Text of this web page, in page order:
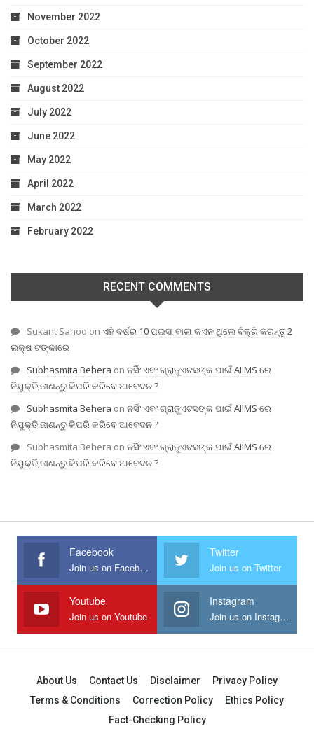
November 2022
October 2022
September 2022
August 2022
July 2022
June 2022
May 2022
April 2022
March 2022
February 2022
RECENT COMMENTS
Sukant Sahoo on ଏହି ବର୍ଷର 10 ପଇସା ବାଲା କଏନ ଥିଲେ ବିକ୍ରି କରନ୍ତୁ 2
ଲକ୍ଷ ଟଙ୍କାରେ
Subhasmita Behera on ନର୍ସିଂ ଏବଂ ଗ୍ରାଜୁଏଟସଙ୍କ ପାଇଁ AIIMS ରେ
ନିଯୁକ୍ତି,ଜାଣନ୍ତୁ କିପରି କରିବେ ଆବେଦନ ?
Subhasmita Behera on ନର୍ସିଂ ଏବଂ ଗ୍ରାଜୁଏଟସଙ୍କ ପାଇଁ AIIMS ରେ
ନିଯୁକ୍ତି,ଜାଣନ୍ତୁ କିପରି କରିବେ ଆବେଦନ ?
Subhasmita Behera on ନର୍ସିଂ ଏବଂ ଗ୍ରାଜୁଏଟସଙ୍କ ପାଇଁ AIIMS ରେ
ନିଯୁକ୍ତି,ଜାଣନ୍ତୁ କିପରି କରିବେ ଆବେଦନ ?
Facebook
Join us on Facebook
Twitter
Join us on Twitter
Youtube
Join us on Youtube
Instagram
Join us on Instagram
About Us Contact Us Disclaimer
Privacy Policy
Terms & Conditions
Correction Policy
Ethics Policy
Fact-Checking Policy